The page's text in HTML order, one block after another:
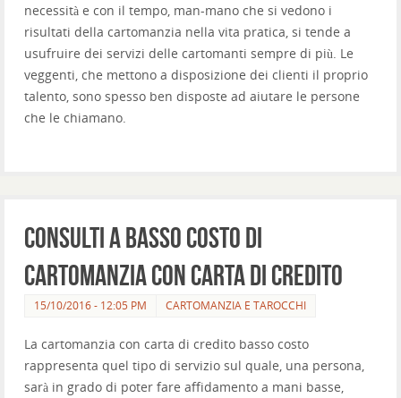
necessità e con il tempo, man-mano che si vedono i
risultati della cartomanzia nella vita pratica, si tende a
usufruire dei servizi delle cartomanti sempre di più. Le
veggenti, che mettono a disposizione dei clienti il proprio
talento, sono spesso ben disposte ad aiutare le persone
che le chiamano.
Consulti a basso costo di
cartomanzia con carta di credito
15/10/2016 - 12:05 PM CARTOMANZIA E TAROCCHI
La cartomanzia con carta di credito basso costo
rappresenta quel tipo di servizio sul quale, una persona,
sarà in grado di poter fare affidamento a mani basse,